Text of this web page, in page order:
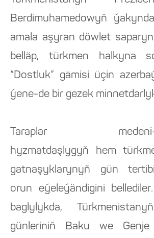
Berdimuhamedowyň
amala aşyran döwlet
belläp, türkmen halkyna
“Dostluk” gämisi üçin
ýene-de bir gezek
Taraplar medeni-
hyzmatdaşlygyň hem
gatnaşyklarynyň gün
orun eýeleýändigini
baglylykda,
günleriniň Baku we Genje